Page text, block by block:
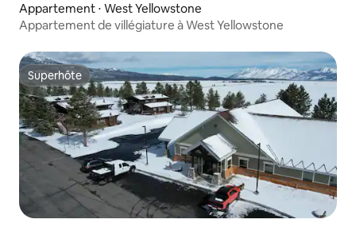
Appartement ⋅ West Yellowstone
Appartement de villégiature à West Yellowstone
Superhôte
Superhôte